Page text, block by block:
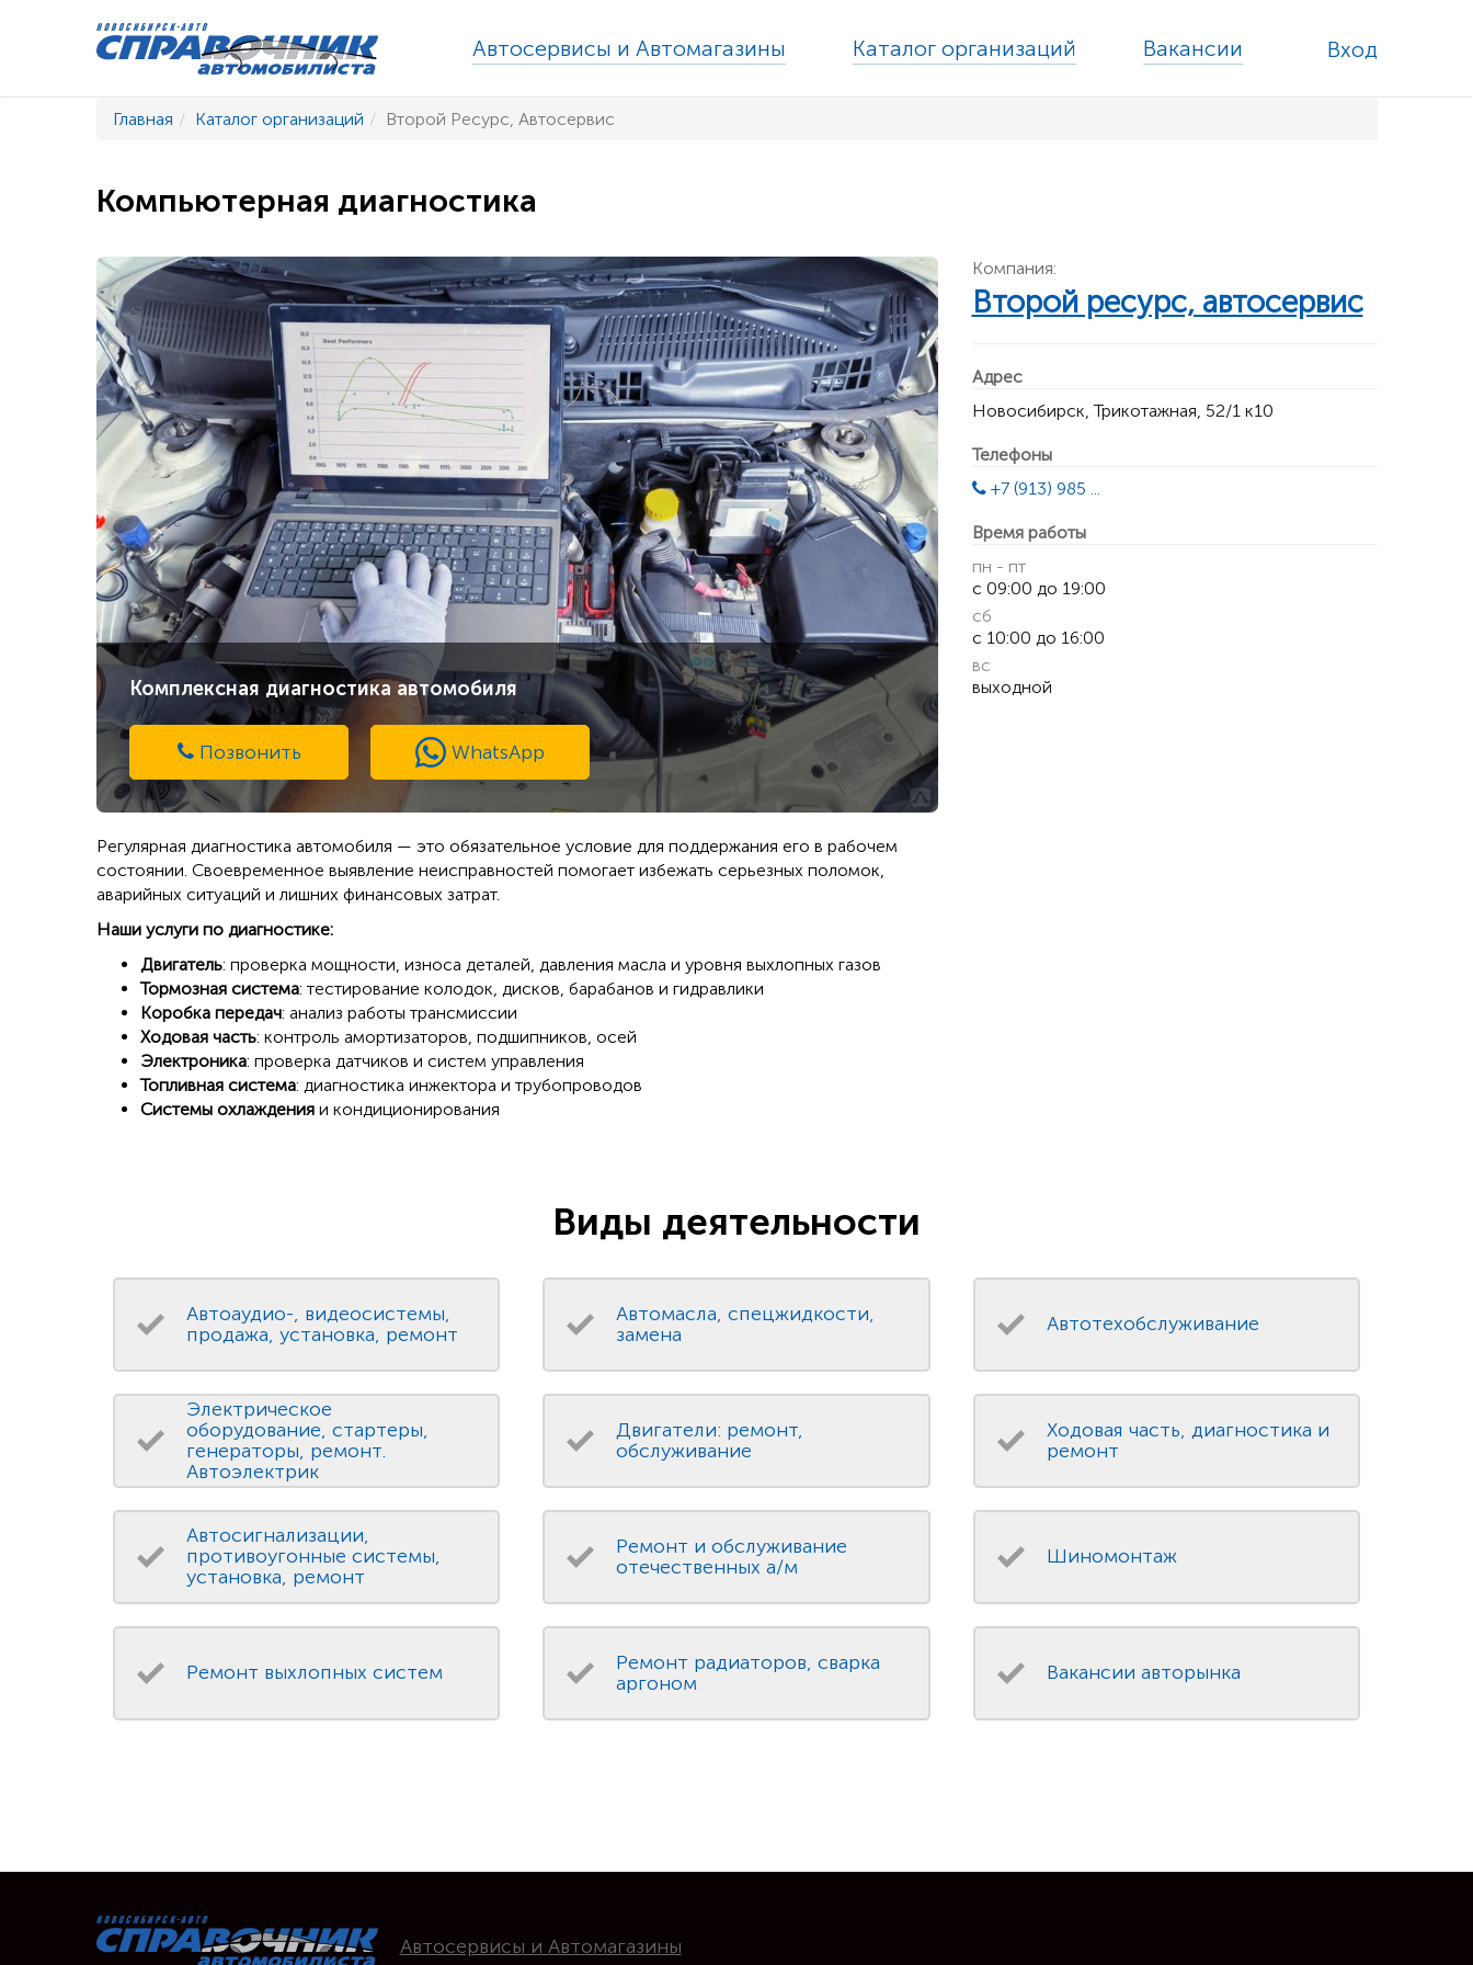
Автосервисы и Автомагазины Каталог организаций Вакансии Вход
Главная Каталог организаций Второй Ресурс, Автосервис
Компьютерная диагностика
Комплексная диагностика автомобиля
Позвонить WhatsApp
Регулярная диагностика автомобиля — это обязательное условие для поддержания его в рабочем
состоянии. Своевременное выявление неисправностей помогает избежать серьезных поломок,
аварийных ситуаций и лишних финансовых затрат.
Наши услуги по диагностике:
Двигатель: проверка мощности, износа деталей, давления масла и уровня выхлопных газов
Тормозная система: тестирование колодок, дисков, барабанов и гидравлики
Коробка передач: анализ работы трансмиссии
Ходовая часть: контроль амортизаторов, подшипников, осей
Электроника: проверка датчиков и систем управления
Топливная система: диагностика инжектора и трубопроводов
Системы охлажденияи кондиционирования
Компания:
Второй ресурс, автосервис
Адрес
Новосибирск, Трикотажная, 52/1 к10
Телефоны
+7 (913) 985 ...
Время работы
пн - пт
с 09:00 до 19:00
сб
с 10:00 до 16:00
вс
выходной
Виды деятельности
Автоаудио-, видеосистемы,
продажа, установка, ремонт
Автомасла, спецжидкости,
замена
Автотехобслуживание
Электрическое
оборудование, стартеры,
генераторы, ремонт.
Автоэлектрик
Двигатели: ремонт,
обслуживание
Ходовая часть, диагностика и
ремонт
Автосигнализации,
противоугонные системы,
установка, ремонт
Ремонт и обслуживание
отечественных а/м
Шиномонтаж
Ремонт выхлопных систем
Ремонт радиаторов, сварка
аргоном
Вакансии авторынка
Автосервисы и Автомагазины